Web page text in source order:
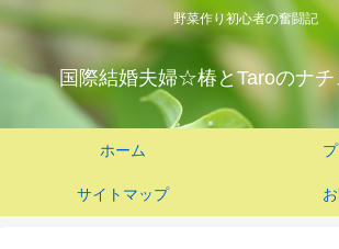
野菜作り初心者の奮闘記
国際結婚夫婦☆椿とTaroのナチ
ホーム
サイトマップ